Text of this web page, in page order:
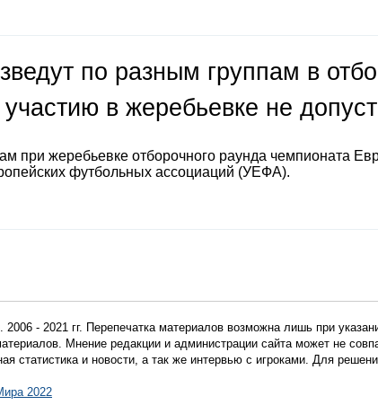
по разным группам в
в жеребьевке не
при жеребьевке отборочного раунда чемпионата
футбольных ассоциаций (УЕФА).
- 2021 гг. Перепечатка материалов возможна лишь при
Мнение редакции и администрации сайта может не
статистика и новости, а так же интервью с игроками. Для
2022